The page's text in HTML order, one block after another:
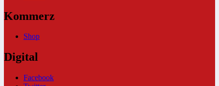
Kommerz
Shop
Digital
Facebook